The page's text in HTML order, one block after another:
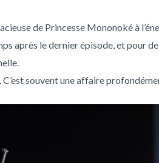
de Princesse Mononoké à
après le dernier épisode, et pour
C’est souvent une affaire